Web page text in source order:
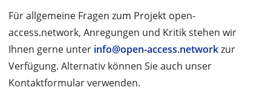
Für allgemeine Fragen zum Projekt open-
access.network, Anregungen und Kritik stehen wir
Ihnen gerne unter info@open-access.networkzur
Verfügung. Alternativ können Sie auch unser
Kontaktformular verwenden.